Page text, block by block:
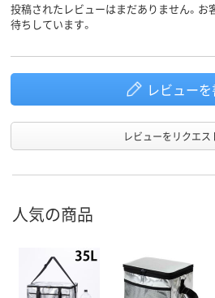
投稿されたレビューはまだありません。
待ちしています。
レビューを
レビューをリクエス
人気の商品